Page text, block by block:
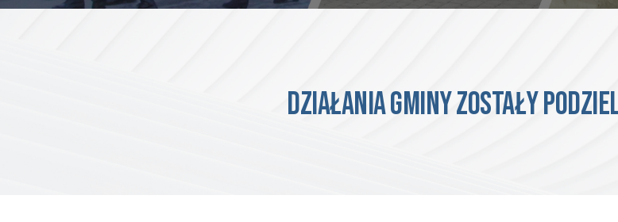
DZIAŁANIA GMINY ZOSTAŁY